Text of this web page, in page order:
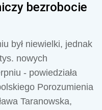
bezrobocie
był niewielki, jednak
nowych
- powiedziała
Porozumienia
Taranowska,